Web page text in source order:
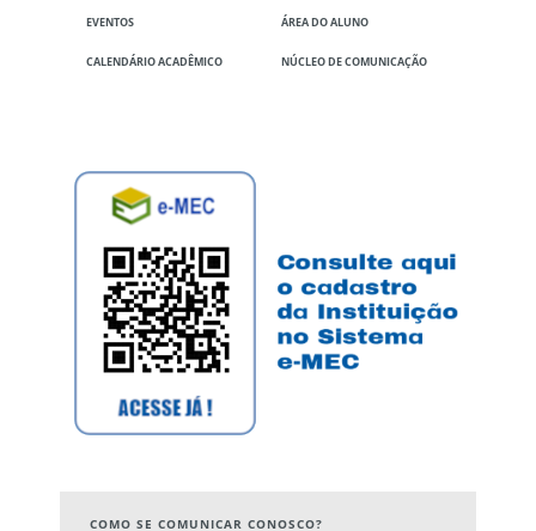
EVENTOS ÁREA DO ALUNO
CALENDÁRIO ACADÊMICO NÚCLEO DE COMUNICAÇÃO
COMO SE COMUNICAR CONOSCO?